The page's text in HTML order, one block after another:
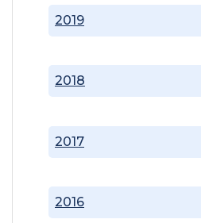
2016
2017
2018
2019